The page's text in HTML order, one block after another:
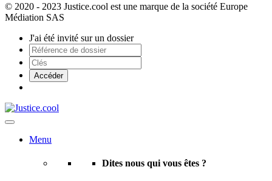
© 2020 - 2023 Justice.cool est une marque de la société Europe
Médiation SAS
J'ai été invité sur un dossier
Menu
Dites nous qui vous êtes ?